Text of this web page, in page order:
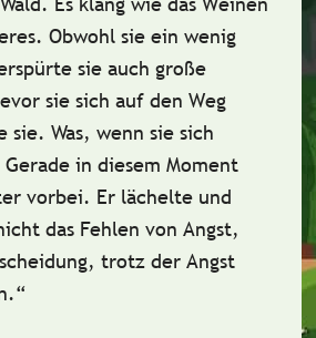
Obwohl sie ein wenig
sie auch große
sie sich auf den Weg
Was, wenn sie sich
in diesem Moment
vorbei. Er lächelte und
das Fehlen von Angst,
trotz der Angst